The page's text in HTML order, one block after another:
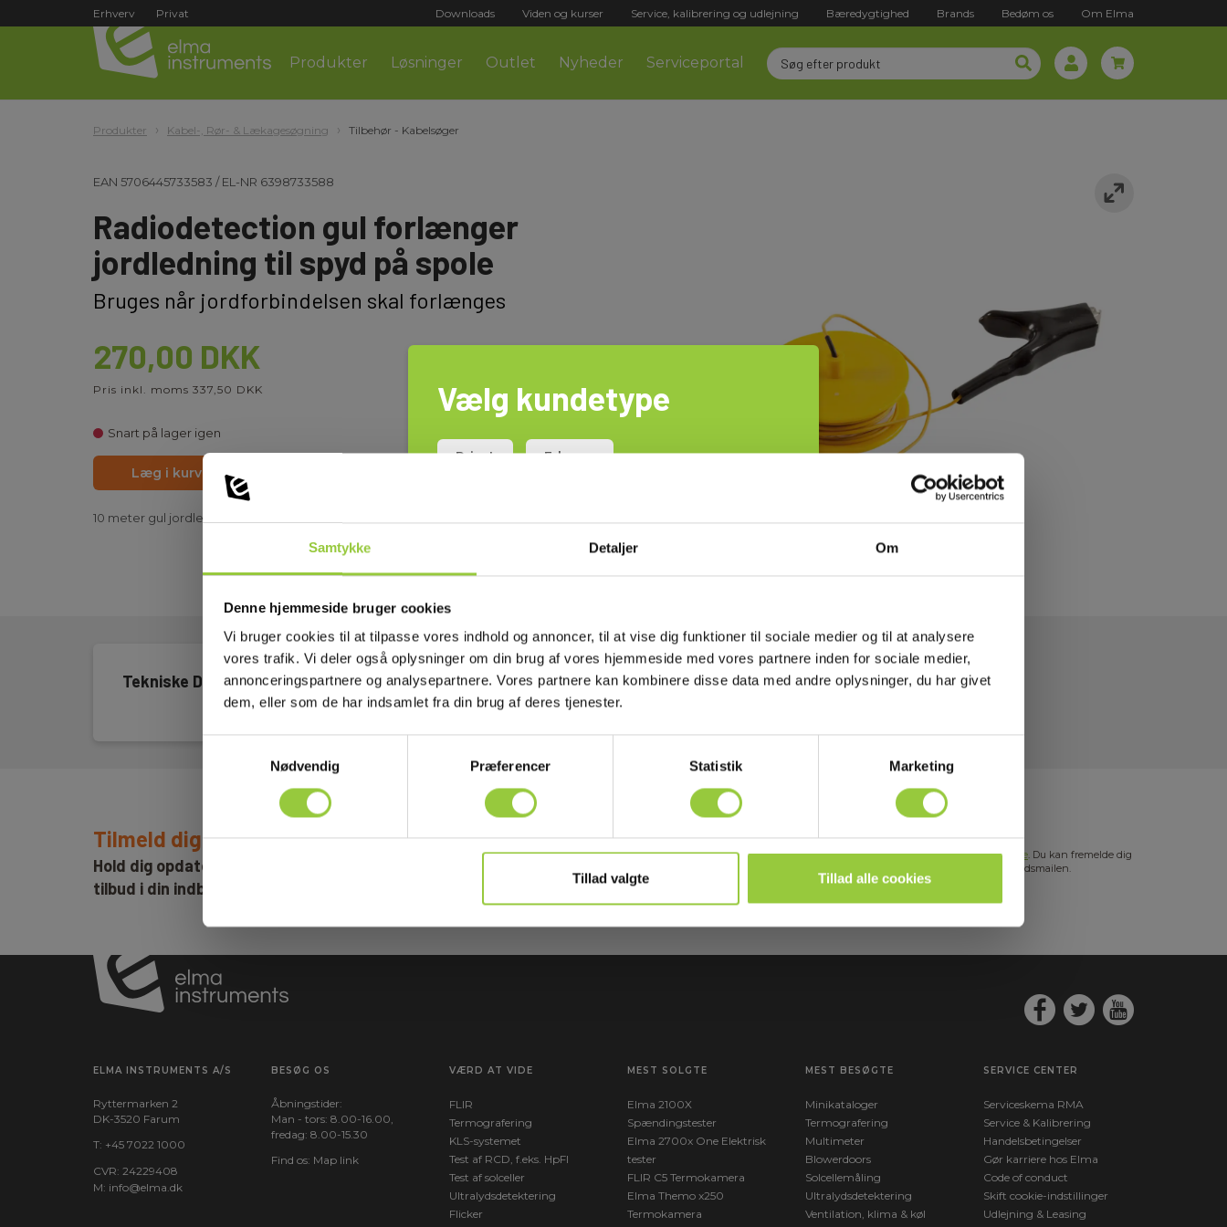
Samtykke Detaljer Om
Denne hjemmeside bruger cookies
Vi bruger cookies til at tilpasse vores indhold og annoncer, til at vise dig funktioner til sociale medier og til at analysere
vores trafik. Vi deler også oplysninger om din brug af vores hjemmeside med vores partnere inden for sociale medier,
annonceringspartnere og analysepartnere. Vores partnere kan kombinere disse data med andre oplysninger, du har givet
dem, eller som de har indsamlet fra din brug af deres tjenester.
Nødvendig
Præferencer Statistik Marketing
Tillad valgte Tillad alle cookies
Erhverv Privat Downloads Viden og kurser Service, kalibrering og udlejning Bæredygtighed Brands Bedøm os Om Elma
Produkter Løsninger Outlet Nyheder Serviceportal
Produkter Kabel-, Rør- & Lækagesøgning Tilbehør - Kabelsøger
EAN 5706445733583 /EL-NR 6398733588
Radiodetection gul forlænger
jordledning til spyd på spole
Bruges når jordforbindelsen skal forlænges
270,00 DKK
Pris inkl. moms 337,50 DKK
Snart på lager igen
Læg i kurv
10 meter gul jordledning på spole. Bruges når jordforbindelsen skal forlænges.
Tekniske Data
Tilmeld dig E-News!
Hold dig opdateret og få vores fantastiske
tilbud i din indbakke
Læs mere i voresGDPR Persondatabeskyttelse. Du kan fremelde dig
nyhedsbrevet når som helst via et link i nyhedsmailen.
ELMA INSTRUMENTS A/S
Ryttermarken 2
DK-3520 Farum
T: +45 7022 1000
CVR: 24229408
M: info@elma.dk
BESØG OS
Åbningstider:
Man - tors: 8.00-16.00,
fredag: 8.00-15.30
Find os: Map link
VÆRD AT VIDE
FLIR
Termografering
KLS-systemet
Test af RCD, f.eks. HpFI
Test af solceller
Ultralydsdetektering
Flicker
MEST SOLGTE
Elma 2100X
Spændingstester
Elma 2700x One Elektrisk
tester
FLIR C5 Termokamera
Elma Themo x250
Termokamera
MEST BESØGTE
Minikataloger
Termografering
Multimeter
Blowerdoors
Solcellemåling
Ultralydsdetektering
Ventilation, klima & køl
SERVICE CENTER
Serviceskema RMA
Service & Kalibrering
Handelsbetingelser
Gør karriere hos Elma
Code of conduct
Skift cookie-indstillinger
Udlejning & Leasing
Vælg kundetype
Privat Erhverv